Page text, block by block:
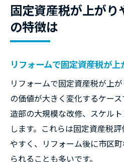
固定資産税が上がり
の特徴は
リフォームで固定資産税が
リフォームで固定資産税が上
の価値が大きく変化するケー
造部の大規模な改修、スケル
します。これらは固定資産税
やすく、リフォーム後に市区
られることも多いです。